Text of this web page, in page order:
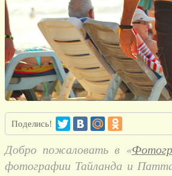
Поделись!
Добро пожаловать в «
фотографии Тайланда и